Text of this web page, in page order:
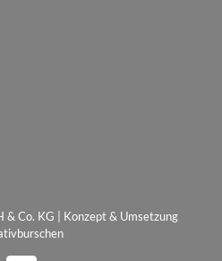
& Co. KG | Konzept & Umsetzung